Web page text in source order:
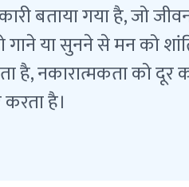
बताया गया है, जो
या सुनने से मन को
है, नकारात्मकता को
है।